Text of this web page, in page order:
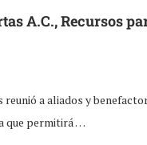
A.C., Recursos
a aliados y
que permitirá …